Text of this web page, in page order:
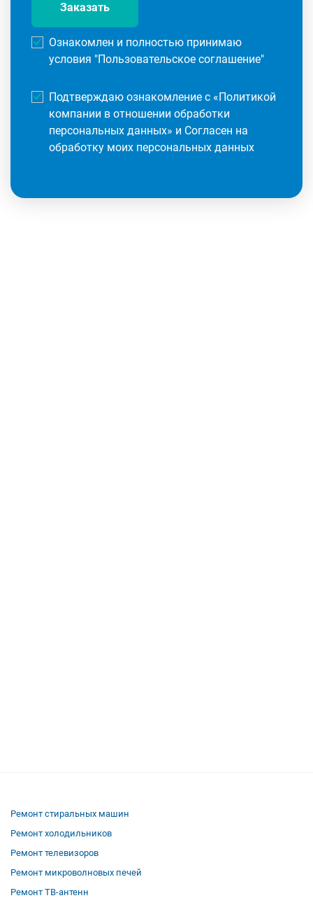
Заказать
Ознакомлен и полностью принимаю
условия "Пользовательское соглашение"
Подтверждаю ознакомление с «Политикой
компании в отношении обработки
персональных данных» и Согласен на
обработку моих персональных данных
Ремонт стиральных машин
Ремонт холодильников
Ремонт телевизоров
Ремонт микроволновых печей
Ремонт ТВ-антенн